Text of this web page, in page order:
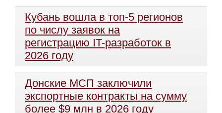
Кубань вошла в топ-5 регионов
по числу заявок на
регистрацию IT-разработок в
2026 году
Донские МСП заключили
экспортные контракты на сумму
более $9 млн в 2026 году